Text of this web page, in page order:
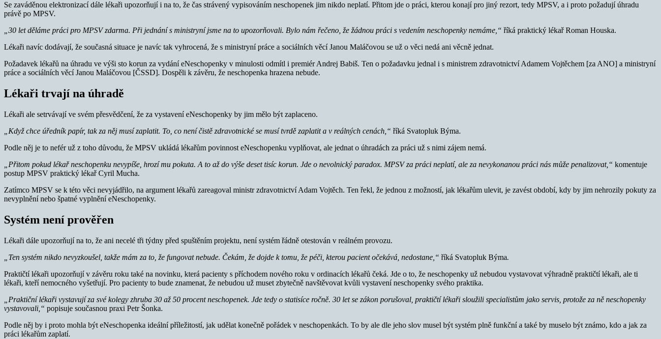
Se zaváděnou elektronizací dále lékaři upozorňují i na to, že čas strávený vypisováním neschopenek jim nikdo neplatí. Přitom jde o práci, kterou konají pro jiný rezort, tedy MPSV, a i proto požadují úhradu
právě po MPSV.
„30 let děláme práci pro MPSV zdarma. Při jednání s ministryní jsme na to upozorňovali. Bylo nám řečeno, že žádnou práci s vedením neschopenky nemáme,“ říká praktický lékař Roman Houska.
Lékaři navíc dodávají, že současná situace je navíc tak vyhrocená, že s ministryní práce a sociálních věcí Janou Maláčovou se už o věci nedá ani věcně jednat.
Požadavek lékařů na úhradu ve výši sto korun za vydání eNeschopenky v minulosti odmítl i premiér Andrej Babiš. Ten o požadavku jednal i s ministrem zdravotnictví Adamem Vojtěchem [za ANO] a ministryní
práce a sociálních věcí Janou Maláčovou [ČSSD]. Dospěli k závěru, že neschopenka hrazena nebude.
Lékaři trvají na úhradě
Lékaři ale setrvávají ve svém přesvědčení, že za vystavení eNeschopenky by jim mělo být zaplaceno.
„Když chce úředník papír, tak za něj musí zaplatit. To, co není čistě zdravotnické se musí tvrdě zaplatit a v reálných cenách,“ říká Svatopluk Býma.
Podle něj je to nefér už z toho důvodu, že MPSV ukládá lékařům povinnost eNeschopenku vyplňovat, ale jednat o úhradách za práci už s nimi zájem nemá.
„Přitom pokud lékař neschopenku nevypíše, hrozí mu pokuta. A to až do výše deset tisíc korun. Jde o nevolnický paradox. MPSV za práci neplatí, ale za nevykonanou práci nás může penalizovat,“ komentuje
postup MPSV praktický lékař Cyril Mucha.
Zatímco MPSV se k této věci nevyjádřilo, na argument lékařů zareagoval ministr zdravotnictví Adam Vojtěch. Ten řekl, že jednou z možností, jak lékařům ulevit, je zavést období, kdy by jim nehrozily pokuty za
nevyplnění nebo špatné vyplnění eNeschopenky.
Systém není prověřen
Lékaři dále upozorňují na to, že ani necelé tři týdny před spuštěním projektu, není systém řádně otestován v reálném provozu.
„Ten systém nikdo nevyzkoušel, takže mám za to, že fungovat nebude. Čekám, že dojde k tomu, že péči, kterou pacient očekává, nedostane,“ říká Svatopluk Býma.
Praktičtí lékaři upozorňují v závěru roku také na novinku, která pacienty s příchodem nového roku v ordinacích lékařů čeká. Jde o to, že neschopenky už nebudou vystavovat výhradně praktičtí lékaři, ale ti
lékaři, kteří nemocného vyšetřují. Pro pacienty to bude znamenat, že nebudou už muset zbytečně navštěvovat kvůli vystavení neschopenky svého praktika.
„Praktiční lékaři vystavují za své kolegy zhruba 30 až 50 procent neschopenek. Jde tedy o statisíce ročně. 30 let se zákon porušoval, praktičtí lékaři sloužili specialistům jako servis, protože za ně neschopenky
vystavovali,“ popisuje současnou praxi Petr Šonka.
Podle něj by i proto mohla být eNeschopenka ideální příležitostí, jak udělat konečně pořádek v neschopenkách. To by ale dle jeho slov musel být systém plně funkční a také by muselo být známo, kdo a jak za
práci lékařům zaplatí.